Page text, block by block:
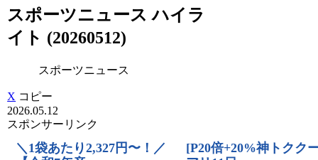
スポーツニュース ハイラ
イト (20260512)
スポーツニュース
X コピー
2026.05.12
スポンサーリンク